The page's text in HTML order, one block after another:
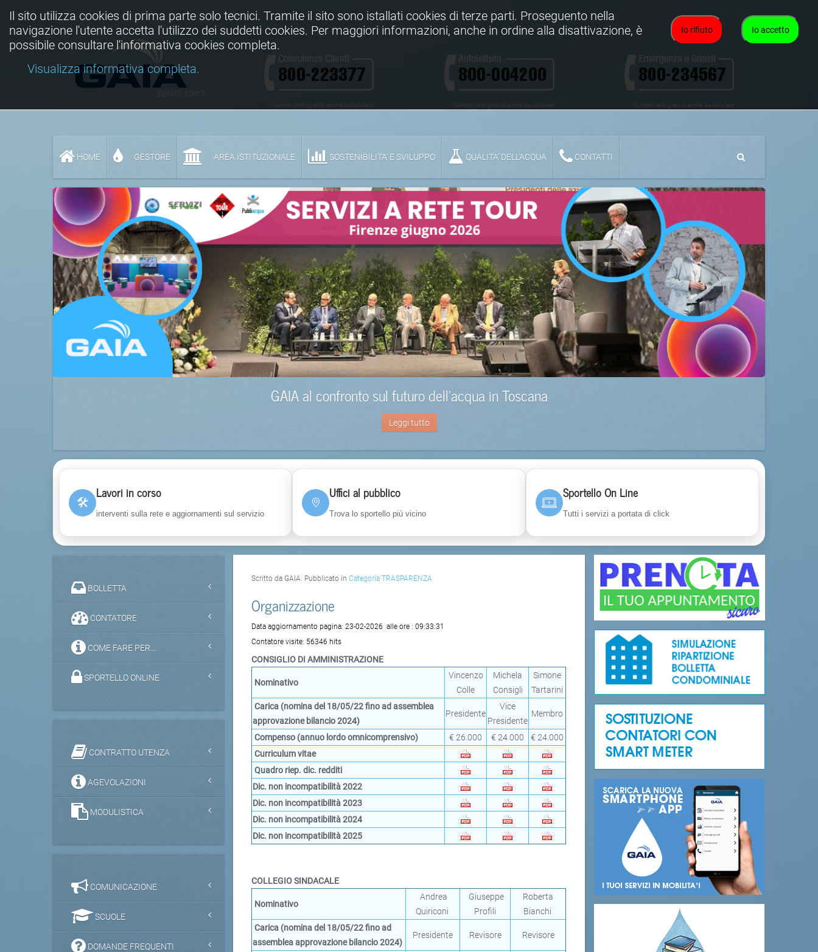
Numeri verdi gratuiti anche da cellulare
HOME GESTORE AREA ISTITUZIONALE SOSTENIBILITA' E SVILUPPO QUALITA’ DELL’ACQUA CONTATTI
GAIA al confronto sul futuro dell’acqua in Toscana
Leggi tutto
🛠
Lavori in corso
interventi sulla rete e aggiornamenti sul servizio
Uffici al pubblico
Trova lo sportello più vicino
Sportello On Line
Tutti i servizi a portata di click
Scritto da GAIA. Pubblicato inCategoria TRASPARENZA
Organizzazione
Data aggiornamento pagina:23-02-2026 alle ore :09:33:31
Contatore visite: 56346 hits
CONSIGLIO DI AMMINISTRAZIONE
Nominativo
Vincenzo
Colle
Michela
Consigli
Simone
Tartarini
Carica (nomina del 18/05/22 fino ad assemblea
approvazione bilancio 2024)
Presidente
Vice
Presidente
Membro
Compenso (annuo lordo omnicomprensivo) € 26.000 € 24.000
€ 24.000
Curriculum vitae
Quadro riep. dic. redditi
Dic. non incompatibilità 2022
Dic. non incompatibilità 2023
Dic. non incompatibilità 2024
Dic. non incompatibilità 2025
COLLEGIO SINDACALE
Nominativo
Andrea
Quiriconi
Giuseppe
Profili
Roberta
Bianchi
Carica (nomina del 18/05/22 fino ad
assemblea approvazione bilancio 2024)
Presidente Revisore Revisore
BOLLETTA
CONTATORE
COME FARE PER...
SPORTELLO ONLINE
CONTRATTO UTENZA
AGEVOLAZIONI
MODULISTICA
COMUNICAZIONE
SCUOLE
DOMANDE FREQUENTI
Io accetto
Io rifiuto
Il sito utilizza cookies di prima parte solo tecnici. Tramite il sito sono istallati cookies di terze parti. Proseguento nella
navigazione l'utente accetta l'utilizzo dei suddetti cookies. Per maggiori informazioni, anche in ordine alla disattivazione, è
possibile consultare l'informativa cookies completa.
Visualizza informativa completa.